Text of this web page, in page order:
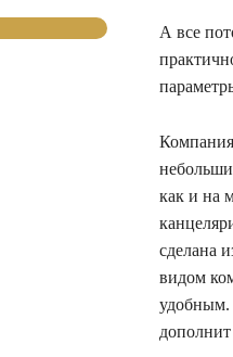
А все
как и на
сделана
видом
удобным.